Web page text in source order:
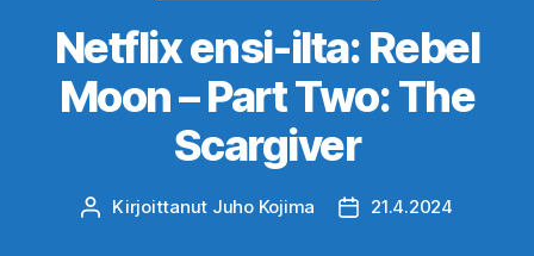
Netflix ensi-ilta: Rebel
Moon – Part Two: The
Scargiver
Kirjoittaja
Kirjoittanut Juho Kojima Julkaisupäivämäärä
21.4.2024